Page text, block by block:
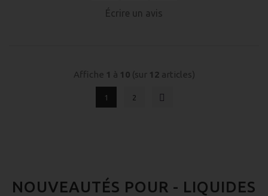
Écrire un avis
Affiche 1 à 10 (sur 12 articles)
1 2
NOUVEAUTÉS POUR - LIQUIDES